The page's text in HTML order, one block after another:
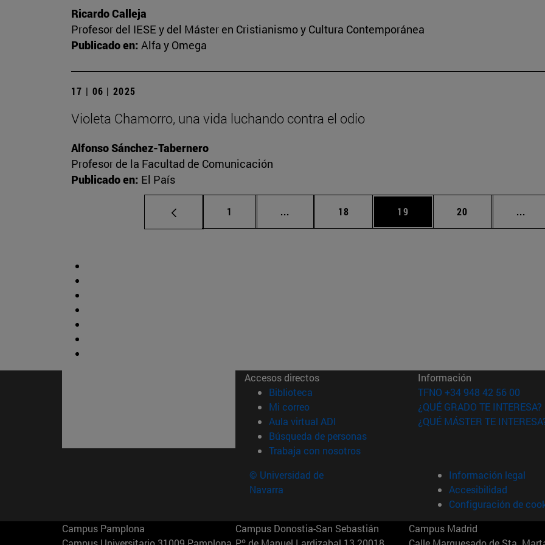
Ricardo Calleja
Profesor del IESE y del Máster en Cristianismo y Cultura Contemporánea
Publicado en: Alfa y Omega
17 | 06 | 2025
Violeta Chamorro, una vida luchando contra el odio
Alfonso Sánchez-Tabernero
Profesor de la Facultad de Comunicación
Publicado en: El País
Página
1 ... Páginas intermedias Use TAB para desplazarse.
Página
18 Página
19 Página
20 ...
Accesos directos
Biblioteca (abre en nueva ventana)
Mi correo(abre en nueva ventana)
Aula virtual ADI (abre en nueva ventana)
Búsqueda de personas(abre en nueva ventana)
Trabaja con nosotros(abre en nueva ventana)
Información
TFNO +34 948 42 56 00
¿QUÉ GRADO TE INTERESA?
¿QUÉ MÁSTER TE
© Universidad de
Navarra
Información legal
Accesibilidad
Configuración de
Campus Pamplona
Campus Donostia-San Sebastián
Campus Madrid